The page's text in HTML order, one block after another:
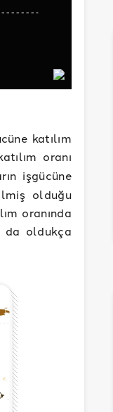
katılım
oranı
işgücüne
olduğu
oranında
da oldukça